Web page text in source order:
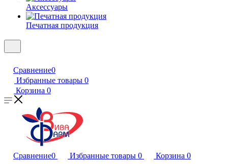
Аксессуары
Печатная продукция
Сравнение0
Избранные товары 0
Корзина 0
Сравнение0 Избранные товары 0 Корзина 0